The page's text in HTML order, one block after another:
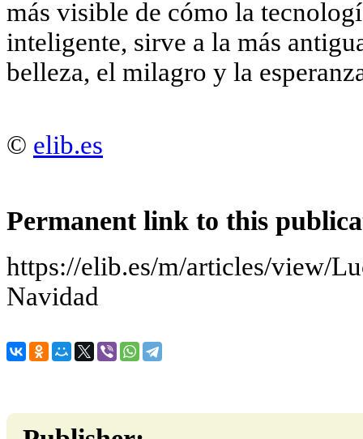
más visible de cómo la
inteligente, sirve a la más
belleza, el milagro y la
© elib.es
Permanent link to this
https://elib.es/m/articles/view/
Navidad